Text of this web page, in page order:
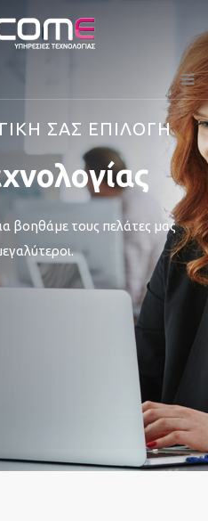
ΣΑΣ ΕΠΙΛΟΓΗ
βοηθάμε τους πελάτες μας